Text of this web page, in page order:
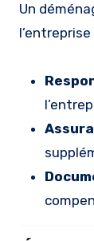
Un
l’entreprise